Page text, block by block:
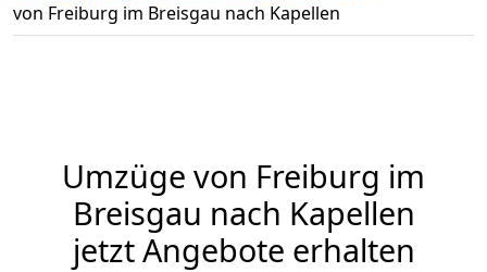
von Freiburg im Breisgau nach Kapellen
Umzüge von Freiburg im
Breisgau nach Kapellen
jetzt Angebote erhalten